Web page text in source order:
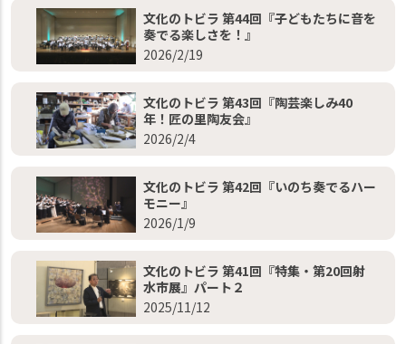
文化のトビラ 第44回『子どもたちに音を
奏でる楽しさを！』
2026/2/19
文化のトビラ 第43回『陶芸楽しみ40
年！匠の里陶友会』
2026/2/4
文化のトビラ 第42回『いのち奏でるハー
モニー』
2026/1/9
文化のトビラ 第41回『特集・第20回射
水市展』パート２
2025/11/12